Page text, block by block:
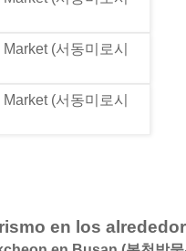
en los